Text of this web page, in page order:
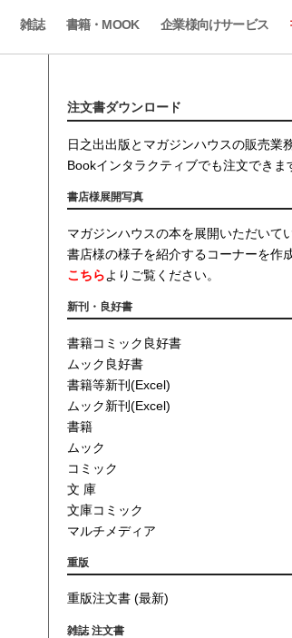
雑誌 書籍・MOOK 企業様向けサービス
注文書ダウンロード
日之出出版とマガジンハウスの販売業
Bookインタラクティブでも注文できま
書店様展開写真
マガジンハウスの本を展開いただいてい
書店様の様子を紹介するコーナーを作
こちらよりご覧ください。
新刊・良好書
書籍コミック良好書
ムック良好書
書籍等新刊(Excel)
ムック新刊(Excel)
書籍
ムック
コミック
文 庫
文庫コミック
マルチメディア
重版
重版注文書 (最新)
雑誌 注文書